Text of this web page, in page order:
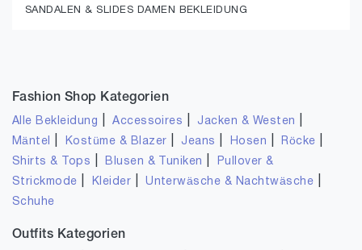
SANDALEN & SLIDES DAMEN BEKLEIDUNG
Fashion Shop Kategorien
Alle Bekleidung |Accessoires Jacken & Westen
Mäntel Kostüme & Blazer Jeans Hosen Röcke
Shirts & Tops Blusen & Tuniken
Pullover &
Strickmode
Kleider |Unterwäsche & Nachtwäsche
Schuhe
Outfits Kategorien